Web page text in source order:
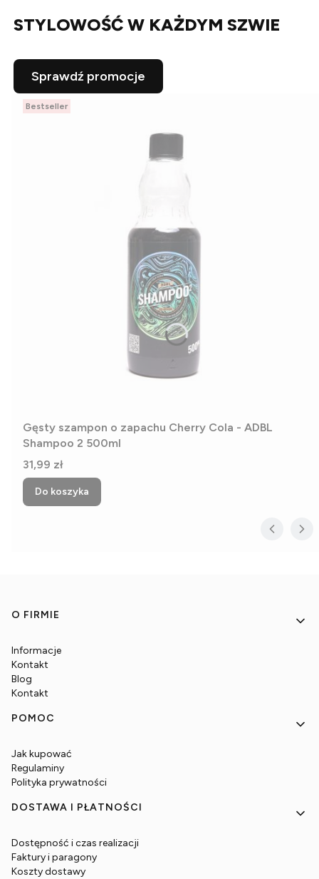
STYLOWOŚĆ W KAŻDYM SZWIE
Sprawdź promocje
Bestseller
Gęsty szampon o zapachu Cherry Cola - ADBL
Shampoo 2 500ml
Cena
31,99 zł
Do koszyka
Linki w stopce
O FIRMIE
Informacje
Kontakt
Blog
Kontakt
POMOC
Jak kupować
Regulaminy
Polityka prywatności
DOSTAWA I PŁATNOŚCI
Dostępność i czas realizacji
Faktury i paragony
Koszty dostawy